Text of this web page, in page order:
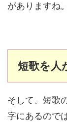
がありますね。
短歌を人
そして、短歌
字にあるので